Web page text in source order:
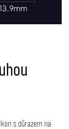
s důrazem na